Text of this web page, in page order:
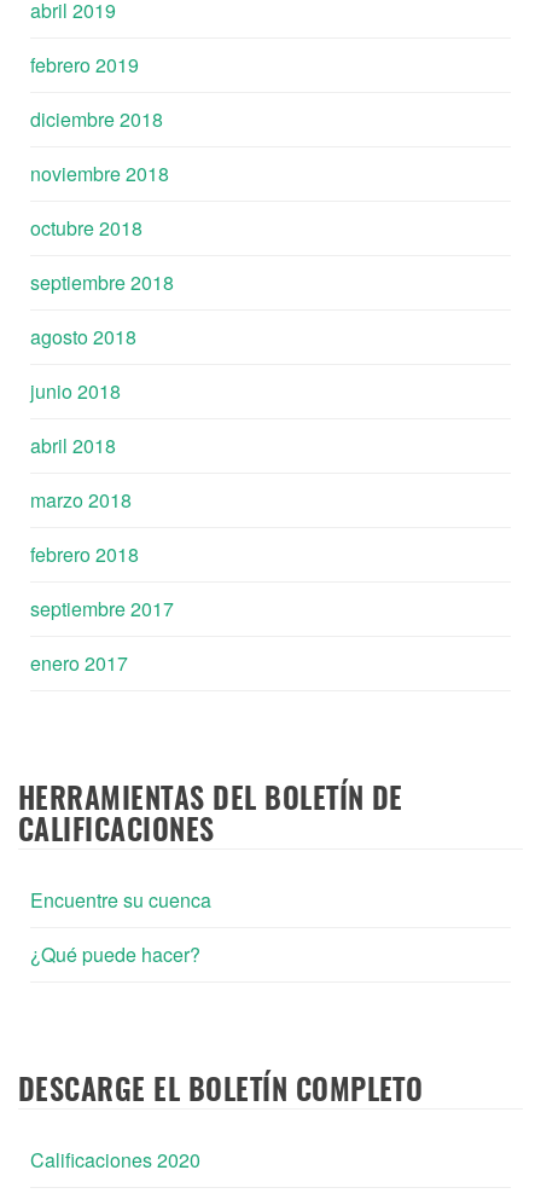
abril 2019
febrero 2019
diciembre 2018
noviembre 2018
octubre 2018
septiembre 2018
agosto 2018
junio 2018
abril 2018
marzo 2018
febrero 2018
septiembre 2017
enero 2017
HERRAMIENTAS DEL BOLETÍN DE
CALIFICACIONES
Encuentre su cuenca
¿Qué puede hacer?
DESCARGE EL BOLETÍN COMPLETO
Calificaciones 2020